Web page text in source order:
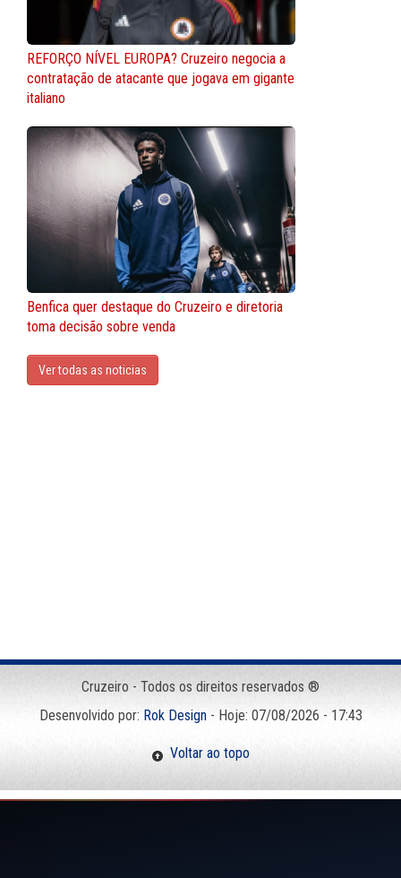
REFORÇO NÍVEL EUROPA? Cruzeiro negocia a
contratação de atacante que jogava em gigante
italiano
Benfica quer destaque do Cruzeiro e diretoria
toma decisão sobre venda
Ver todas as noticias
Cruzeiro - Todos os direitos reservados ®
Desenvolvido por: Rok Design- Hoje: 07/08/2026 - 17:43
Voltar ao topo